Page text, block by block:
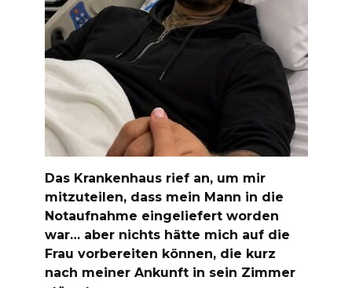
Das Krankenhaus rief an, um mir
mitzuteilen, dass mein Mann in die
Notaufnahme eingeliefert worden
war… aber nichts hätte mich auf die
Frau vorbereiten können, die kurz
nach meiner Ankunft in sein Zimmer